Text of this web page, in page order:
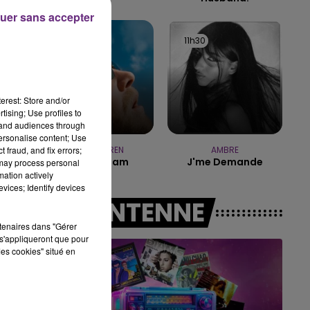
15h00 - 19h00
LE CLUB CHAMPAGNE FM
ALEX WARREN
Fever Dream
11h30
11h30
AMBRE
J'me Demande
A L'ANTENNE
Store and/or
Use profiles to
audiences through
content; Use
fraud, and fix errors;
process personal
actively
Identify devices
dans "Gérer
que pour
cookies" situé en
sans accepter